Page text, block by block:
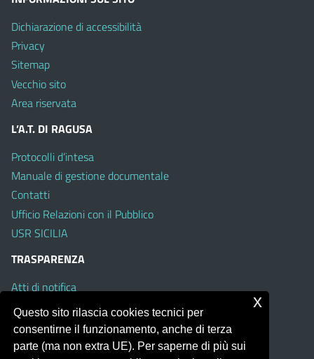
Dichiarazione di accessibilità
Privacy
Sitemap
Vecchio sito
Area riservata
L’A.T. DI RAGUSA
Protocolli d’intesa
Manuale di gestione documentale
Contatti
Ufficio Relazioni con il Pubblico
USR SICILIA
TRASPARENZA
Atti di notifica
Albo on line
Amministrazione Trasparente
Obiettivi di Accessibilità
Questo sito rilascia cookies tecnici per
consentirne il funzionamento, anche di terza
parte (ma non extra UE). Per saperne di più sui
x